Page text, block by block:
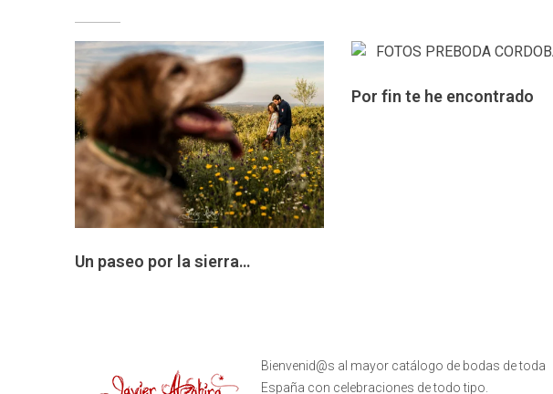
Un paseo por la sierra…
Por fin te he encontrado
Bienvenid@s al mayor catálogo de bodas de toda
España con celebraciones de todo tipo.